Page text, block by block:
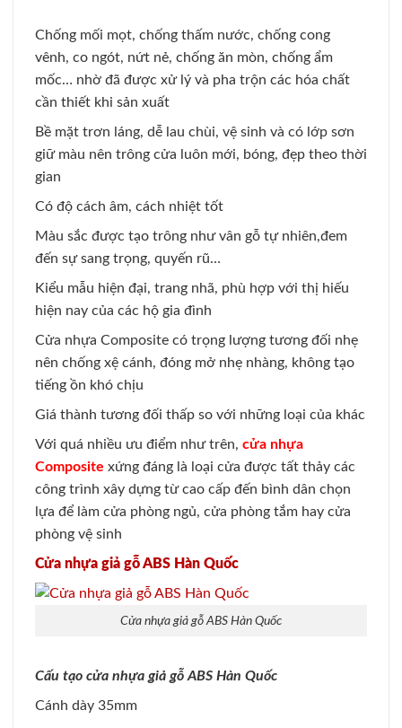
Chống mối mọt, chống thấm nước, chống cong
vênh, co ngót, nứt nẻ, chống ăn mòn, chống ẩm
mốc… nhờ đã được xử lý và pha trộn các hóa chất
cần thiết khi sản xuất
Bề mặt trơn láng, dễ lau chùi, vệ sinh và có lớp sơn
giữ màu nên trông cửa luôn mới, bóng, đẹp theo thời
gian
Có độ cách âm, cách nhiệt tốt
Màu sắc được tạo trông như vân gỗ tự nhiên,đem
đến sự sang trọng, quyến rũ…
Kiểu mẫu hiện đại, trang nhã, phù hợp với thị hiếu
hiện nay của các hộ gia đình
Cửa nhựa Composite có trọng lượng tương đối nhẹ
nên chống xệ cánh, đóng mở nhẹ nhàng, không tạo
tiếng ồn khó chịu
Giá thành tương đối thấp so với những loại của khác
Với quá nhiều ưu điểm như trên, cửa nhựa
Composite xứng đáng là loại cửa được tất thảy các
công trình xây dựng từ cao cấp đến bình dân chọn
lựa để làm cửa phòng ngủ, cửa phòng tắm hay cửa
phòng vệ sinh
Cửa nhựa giả gỗ ABS Hàn Quốc
Cửa nhựa giả gỗ ABS Hàn Quốc
Cấu tạo cửa nhựa giả gỗ ABS Hàn Quốc
Cánh dày 35mm